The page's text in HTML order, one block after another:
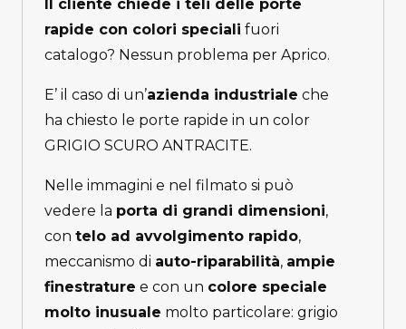
Il cliente chiede i teli delle porte
rapide con colori speciali fuori
catalogo? Nessun problema per Aprico.
E’ il caso di un’azienda industriale che
ha chiesto le porte rapide in un color
GRIGIO SCURO ANTRACITE.
Nelle immagini e nel filmato si può
vedere la porta di grandi dimensioni,
con telo ad avvolgimento rapido,
meccanismo di auto-riparabilità, ampie
finestrature e con un colore speciale
molto inusuale molto particolare: grigio